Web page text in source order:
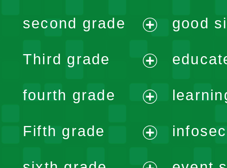
menu
second grade
menu
Third grade
menu
fourth grade
menu
Fifth grade
good